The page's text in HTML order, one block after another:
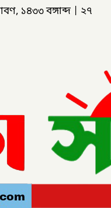
১৪৩৩ বঙ্গাব্দ
২৭